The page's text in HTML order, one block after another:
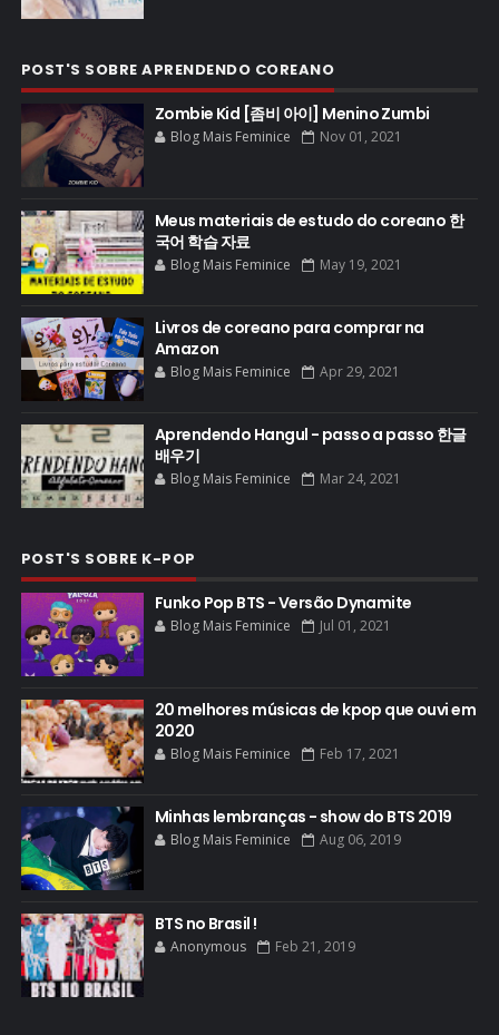
POST'S SOBRE APRENDENDO COREANO
Zombie Kid [좀비 아이] Menino Zumbi
Blog Mais Feminice Nov 01, 2021
Meus materiais de estudo do coreano 한
국어 학습 자료
Blog Mais Feminice May 19, 2021
Livros de coreano para comprar na
Amazon
Blog Mais Feminice Apr 29, 2021
Aprendendo Hangul - passo a passo 한글
배우기
Blog Mais Feminice Mar 24, 2021
POST'S SOBRE K-POP
Funko Pop BTS - Versão Dynamite
Blog Mais Feminice Jul 01, 2021
20 melhores músicas de kpop que ouvi em
2020
Blog Mais Feminice Feb 17, 2021
Minhas lembranças - show do BTS 2019
Blog Mais Feminice Aug 06, 2019
BTS no Brasil !
Anonymous Feb 21, 2019